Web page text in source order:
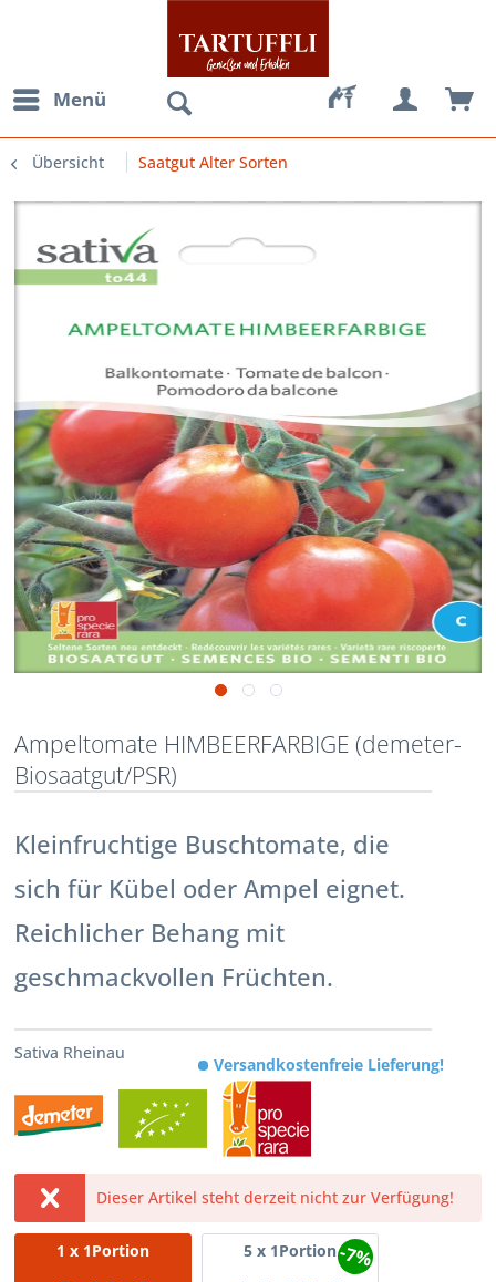
Menü
Übersicht Saatgut Alter Sorten
Ampeltomate HIMBEERFARBIGE (demeter-
Biosaatgut/PSR)
Kleinfruchtige Buschtomate, die
sich für Kübel oder Ampel eignet.
Reichlicher Behang mit
geschmackvollen Früchten.
Sativa Rheinau
Dieser Artikel steht derzeit nicht zur Verfügung!
1 x 1Portion 5x 1Portion-7%
Versandkostenfreie Lieferung!